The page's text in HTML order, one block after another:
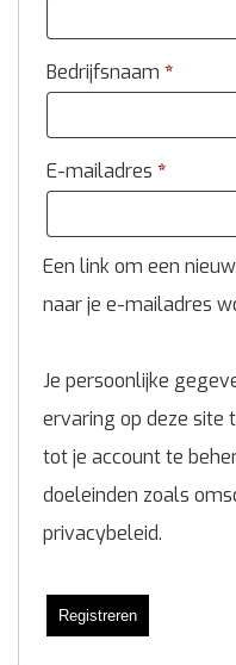
Bedrijfsnaam *
E-mailadres *
Een link om een
naar je e-mailadres
Je persoonlijke
ervaring op deze site
tot je account te
doeleinden zoals
privacybeleid.
Registreren